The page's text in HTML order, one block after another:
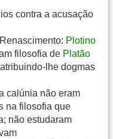
contra a acusação
Plotino
filosofia de Platão
lhe dogmas
calúnia não eram
na filosofia que
não estudaram